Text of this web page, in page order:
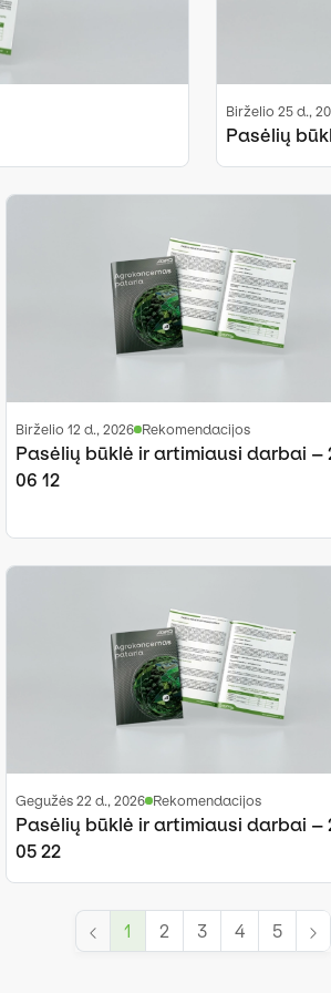
birželio 25 d.,
Pasėlių
birželio 12 d., 2026 Rekomendacijos
Pasėlių būklė ir artimiausi darbai –
06 12
gegužės 22 d., 2026 Rekomendacijos
Pasėlių būklė ir artimiausi darbai –
05 22
1 2 3 4 5